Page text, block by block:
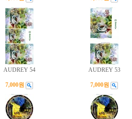
AUDREY 54
7,000원
AUDREY 53
7,000원